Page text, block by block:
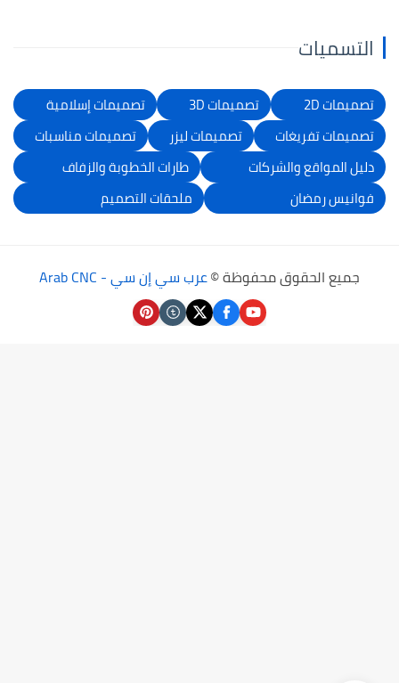
التسميات
تصميمات 2D تصميمات 3D
تصميمات إسلامية
تصميمات تفريغات
تصميمات ليزر
تصميمات مناسبات
دليل المواقع والشركات
طارات الخطوبة والزفاف
فوانيس رمضان
ملحقات التصميم
جميع الحقوق محفوظة ©عرب سي إن سي - Arab CNC